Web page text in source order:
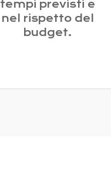
tempi previsti e
nel rispetto del
budget.